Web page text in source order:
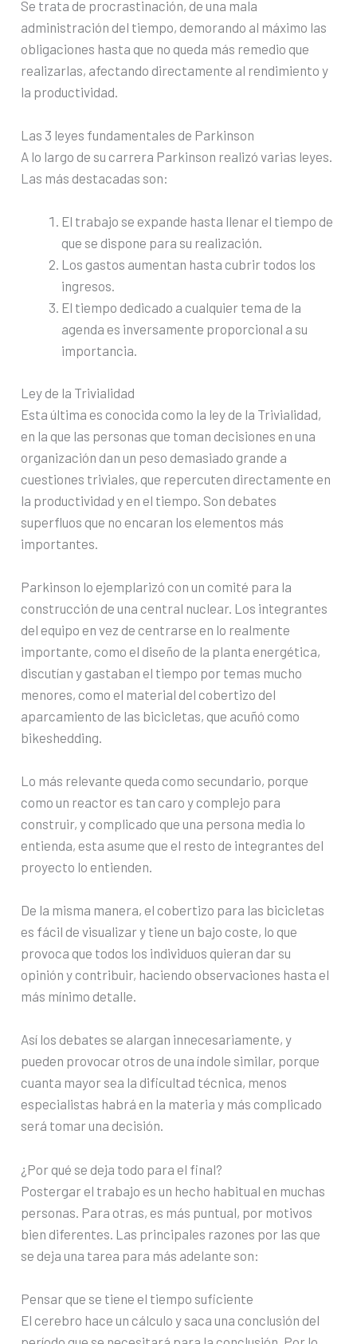
Se trata de procrastinación, de una mala
administración del tiempo, demorando al máximo las
obligaciones hasta que no queda más remedio que
realizarlas, afectando directamente al rendimiento y
la productividad.
Las 3 leyes fundamentales de Parkinson
A lo largo de su carrera Parkinson realizó varias leyes.
Las más destacadas son:
El trabajo se expande hasta llenar el tiempo de
que se dispone para su realización.
Los gastos aumentan hasta cubrir todos los
ingresos.
El tiempo dedicado a cualquier tema de la
agenda es inversamente proporcional a su
importancia.
Ley de la Trivialidad
Esta última es conocida como la ley de la Trivialidad,
en la que las personas que toman decisiones en una
organización dan un peso demasiado grande a
cuestiones triviales, que repercuten directamente en
la productividad y en el tiempo. Son debates
superfluos que no encaran los elementos más
importantes.
Parkinson lo ejemplarizó con un comité para la
construcción de una central nuclear. Los integrantes
del equipo en vez de centrarse en lo realmente
importante, como el diseño de la planta energética,
discutían y gastaban el tiempo por temas mucho
menores, como el material del cobertizo del
aparcamiento de las bicicletas, que acuñó como
bikeshedding.
Lo más relevante queda como secundario, porque
como un reactor es tan caro y complejo para
construir, y complicado que una persona media lo
entienda, esta asume que el resto de integrantes del
proyecto lo entienden.
De la misma manera, el cobertizo para las bicicletas
es fácil de visualizar y tiene un bajo coste, lo que
provoca que todos los individuos quieran dar su
opinión y contribuir, haciendo observaciones hasta el
más mínimo detalle.
Así los debates se alargan innecesariamente, y
pueden provocar otros de una índole similar, porque
cuanta mayor sea la dificultad técnica, menos
especialistas habrá en la materia y más complicado
será tomar una decisión.
¿Por qué se deja todo para el final?
Postergar el trabajo es un hecho habitual en muchas
personas. Para otras, es más puntual, por motivos
bien diferentes. Las principales razones por las que
se deja una tarea para más adelante son:
Pensar que se tiene el tiempo suficiente
El cerebro hace un cálculo y saca una conclusión del